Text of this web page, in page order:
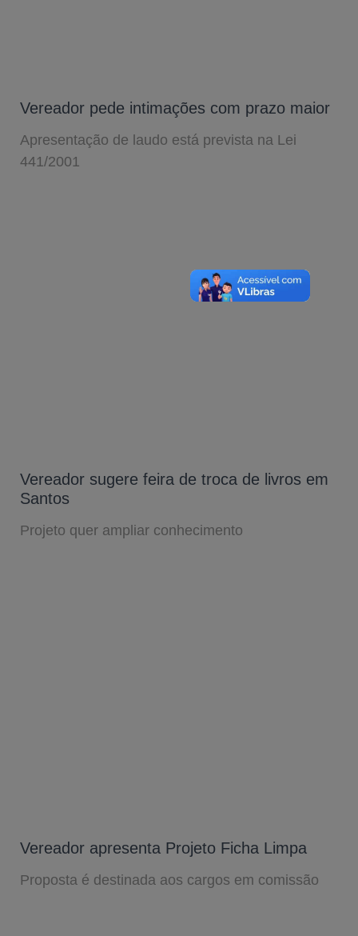
Vereador pede intimações com prazo maior
Apresentação de laudo está prevista na Lei
441/2001
Vereador sugere feira de troca de livros em
Santos
Projeto quer ampliar conhecimento
Vereador apresenta Projeto Ficha Limpa
Proposta é destinada aos cargos em comissão